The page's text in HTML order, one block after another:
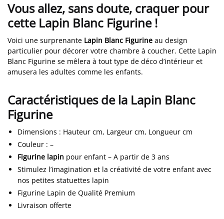
Vous allez, sans doute, craquer pour
cette Lapin Blanc Figurine !
Voici une surprenante Lapin Blanc Figurine au design
particulier pour décorer votre chambre à coucher. Cette Lapin
Blanc Figurine se mêlera à tout type de déco d’intérieur et
amusera les adultes comme les enfants.
Caractéristiques de la Lapin Blanc
Figurine
Dimensions : Hauteur cm, Largeur cm, Longueur cm
Couleur : –
Figurine lapin pour enfant – A partir de 3 ans
Stimulez l’imagination et la créativité de votre enfant avec
nos petites statuettes lapin
Figurine Lapin de Qualité Premium
Livraison offerte